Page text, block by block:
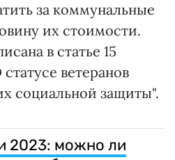
за коммунальные
их стоимости.
в статье 15
ветеранов
социальной защиты".
2023: можно ли